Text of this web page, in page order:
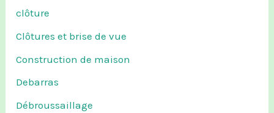
clôture
Clôtures et brise de vue
Construction de maison
Debarras
Débroussaillage